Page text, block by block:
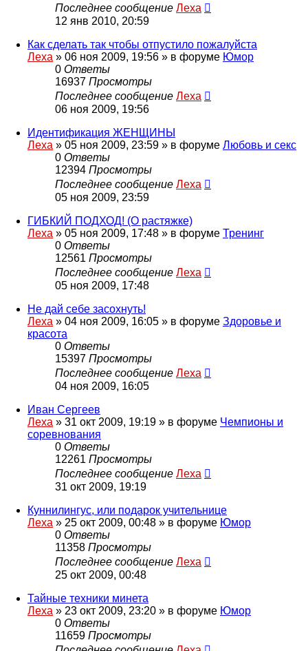
Последнее сообщение Леха
12 янв 2010, 20:59
Как сделать так чтобы отпустило пожалуйста
Леха » 06 ноя 2009, 19:56 » в форуме Юмор
0 Ответы
16937 Просмотры
Последнее сообщение Леха
06 ноя 2009, 19:56
Идентификация ЖЕНЩИНЫ
Леха » 05 ноя 2009, 23:59 » в форуме Любовь и секс
0 Ответы
12394 Просмотры
Последнее сообщение Леха
05 ноя 2009, 23:59
ГИБКИЙ ПОДХОД! (О растяжке)
Леха » 05 ноя 2009, 17:48 » в форуме Тренинг
0 Ответы
12561 Просмотры
Последнее сообщение Леха
05 ноя 2009, 17:48
Не дай себе засохнуть!
Леха » 04 ноя 2009, 16:05 » в форуме Здоровье и
красота
0 Ответы
15397 Просмотры
Последнее сообщение Леха
04 ноя 2009, 16:05
Иван Сергеев
Леха » 31 окт 2009, 19:19 » в форуме Чемпионы и
соревнования
0 Ответы
12261 Просмотры
Последнее сообщение Леха
31 окт 2009, 19:19
Куннилингус, или подарок учительнице
Леха » 25 окт 2009, 00:48 » в форуме Юмор
0 Ответы
11358 Просмотры
Последнее сообщение Леха
25 окт 2009, 00:48
Тайные техники минета
Леха » 23 окт 2009, 23:20 » в форуме Юмор
0 Ответы
11659 Просмотры